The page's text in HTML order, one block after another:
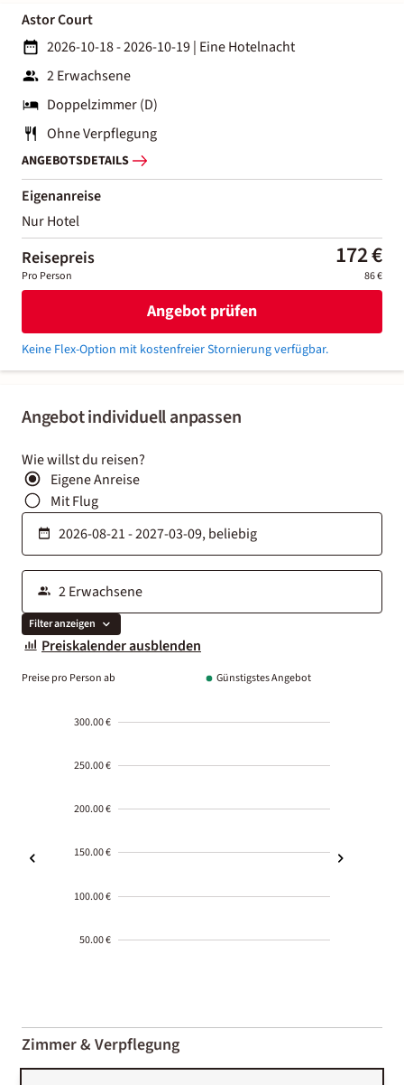
Angebot individuell anpassen
Wie willst du reisen?
Eigene Anreise
Mit Flug
Filter anzeigen
Preiskalender ausblenden
Preise pro Person ab Günstigstes Angebot
300.00 €
250.00 €
200.00 €
150.00 €
100.00 €
50.00 €
01-02
Zimmer & Verpflegung
Astor Court
2026-10-18 - 2026-10-19| Eine Hotelnacht
2 Erwachsene
Doppelzimmer (D)
Ohne Verpflegung
ANGEBOTSDETAILS
Eigenanreise
Nur Hotel
Reisepreis 172 €
Pro Person 86 €
Angebot prüfen
Keine Flex-Option mit kostenfreier Stornierung verfügbar.